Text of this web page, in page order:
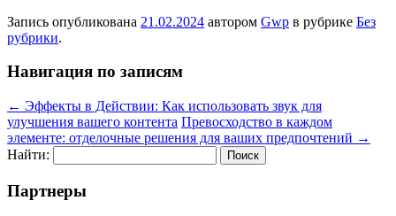
Запись опубликована 21.02.2024 автором Gwp в рубрике Без
рубрики.
Навигация по записям
← Эффекты в Действии: Как использовать звук для
улучшения вашего контента Превосходство в каждом
элементе: отделочные решения для ваших предпочтений →
Найти:
Партнеры